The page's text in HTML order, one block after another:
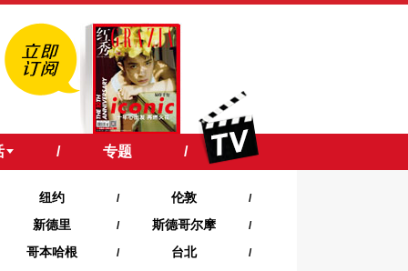
/ 专题 /
纽约 / 伦敦 /
新德里 / 斯德哥尔摩 /
哥本哈根 / 台北 /